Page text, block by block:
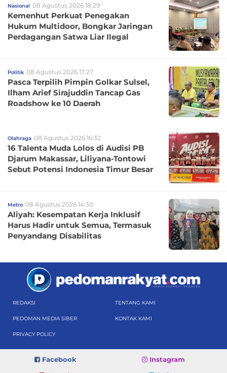
Nasional 08 Agustus 2026 18:29
Kemenhut Perkuat Penegakan
Hukum Multidoor, Bongkar Jaringan
Perdagangan Satwa Liar Ilegal
Politik 08 Agustus 2026 17:27
Pasca Terpilih Pimpin Golkar Sulsel,
Ilham Arief Sirajuddin Tancap Gas
Roadshow ke 10 Daerah
Olahraga 08 Agustus 2026 16:32
16 Talenta Muda Lolos di Audisi PB
Djarum Makassar, Liliyana-Tontowi
Sebut Potensi Indonesia Timur Besar
Metro 08 Agustus 2026 14:30
Aliyah: Kesempatan Kerja Inklusif
Harus Hadir untuk Semua, Termasuk
Penyandang Disabilitas
REDAKSI TENTANG KAMI
PEDOMAN MEDIA SIBER KONTAK KAMI
PRIVACY POLICY
Facebook
Instagram